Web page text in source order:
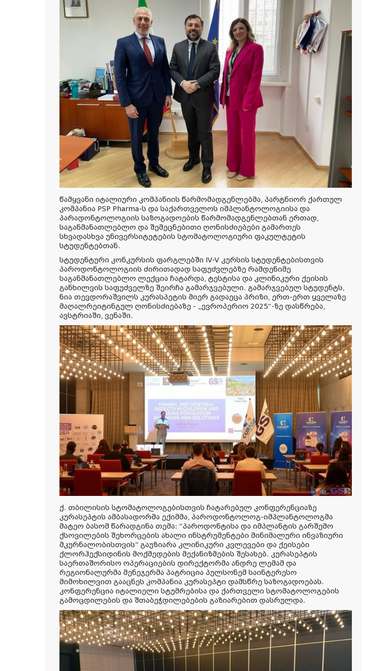
წამყვანი იტალიური კომპანიის წარმომადგენლებმა, პარტნიორ ქართულ
კომპანია PSP Pharma-ს და საქართველოს იმპლანტოლოგიისა და
პარადონტოლოგიის საზოგადოების წარმომადგენლებთან ერთად,
საგანმანათლებლო და შემეცნებითი ღონისძიებები გამართეს
სხვადასხვა უნივერსიტეტების სტომატოლოგიური ფაკულტეტის
სტუდენტებთან.
სტუდენტური კონკურსის ფარგლებში IV-V კურსის სტუდენტებისთვის
პაროდონტოლოგიის ძირითადად საფუძვლებზე რამდენიმე
საგანმანათლებლო ლექცია ჩატარდა, ტესტისა და კლინიკური ქეისის
განხილვის საფუძველზე შეირჩა გამარჯვებული. გამარჯვებულ სტუდენტს,
ნია თევდორაშვილს კურასპეტის მიერ გადაეცა პრიზი, ერთ-ერთ ყველაზე
მაღალრეიტინგულ ღონისძიებაზე - „ევროპერიო 2025“-ზე დასწრება,
ავსტრიაში, ვენაში.
ქ. თბილისის სტომატოლოგებისთვის ჩატარებულ კონფერენციაზე
კურასეპტის ამბასადორმა ექიმმა, პაროდონტოლოგ-იმპლანტოლოგმა
მატეო ბასომ წარადგინა თემა: “პაროდონტისა და იმპლანტის გარშემო
ქსოვილების შეხორცების ახალი ინსტრუმენტები მინიმალური ინვაზიური
მკურნალობისთვის” გაუზიარა კლინიკური კვლევები და ქეისები
ქლორჰექსიდინის მოქმედების მექანიზმების შესახებ. კურასეპტის
საერთაშორისო ოპერაციების დირექტორმა ანდრე ლემამ და
რეგიონალურმა მენეჯერმა პატრიცია პულსონემ საინტერესო
მიმოხილვით გააცნეს კომპანია კურასეპტი დამსწრე საზოგადოებას.
კონფერენცია იტალიელი სტუმრებისა და ქართველი სტომატოლოგების
გამოცდილების და შთაბეჭდილებების გაზიარებით დასრულდა.